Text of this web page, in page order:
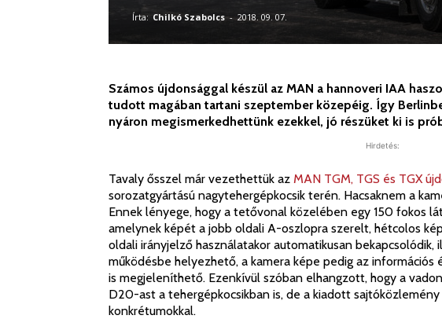
Írta: Chilkó Szabolcs - 2018. 09. 07.
Számos újdonsággal készül az MAN a hannoveri IAA
tudott magában tartani szeptember közepéig. Így
nyáron megismerkedhettünk ezekkel, jó részüket ki is
Hirdetés:
Tavaly ősszel már vezethettük az MAN TGM, TGS és TGX
sorozatgyártású nagytehergépkocsik terén. Hacsaknem a
Ennek lényege, hogy a tetővonal közelében egy 150 fokos
amelynek képét a jobb oldali A-oszlopra szerelt, hétcolos
oldali irányjelző használatakor automatikusan
működésbe helyezhető, a kamera képe pedig az
is megjeleníthető. Ezenkívül szóban elhangzott, hogy a
D20-ast a tehergépkocsikban is, de a kiadott
konkrétumokkal.